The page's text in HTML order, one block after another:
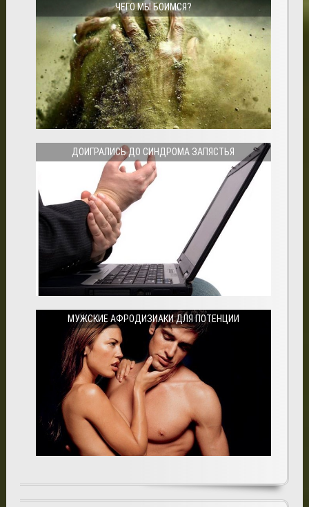
ЧЕГО МЫ БОИМСЯ?
ДОИГРАЛИСЬ ДО СИНДРОМА ЗАПЯСТЬЯ
МУЖСКИЕ АФРОДИЗИАКИ ДЛЯ ПОТЕНЦИИ